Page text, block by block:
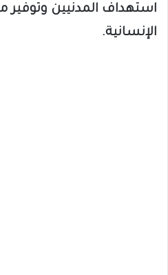
استهداف المدنيين وتوفير
الإنسانية.